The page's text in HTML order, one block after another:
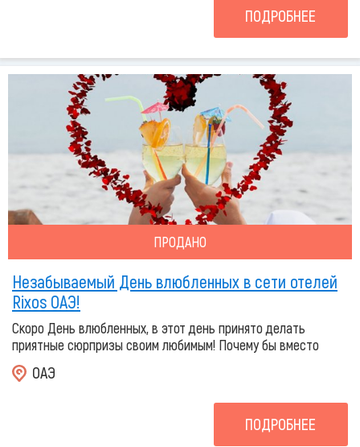
ПОДРОБНЕЕ
ПРОДАНО
Незабываемый День влюбленных в сети отелей
Rixos ОАЭ!
Скоро День влюбленных, в этот день принято делать
приятные сюрпризы своим любимым! Почему бы вместо
ОАЭ
ПОДРОБНЕЕ